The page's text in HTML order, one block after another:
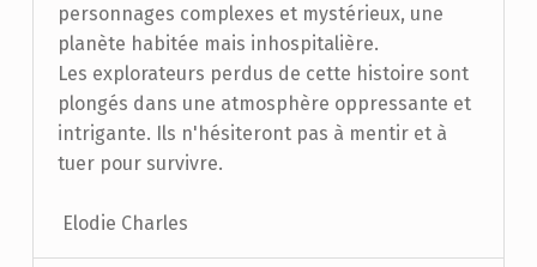
personnages complexes et mystérieux, une
planète habitée mais inhospitalière.
Les explorateurs perdus de cette histoire sont
plongés dans une atmosphère oppressante et
intrigante. Ils n'hésiteront pas à mentir et à
tuer pour survivre.
Elodie Charles